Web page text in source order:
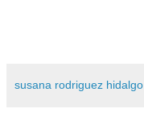
susana rodriguez hidalgo